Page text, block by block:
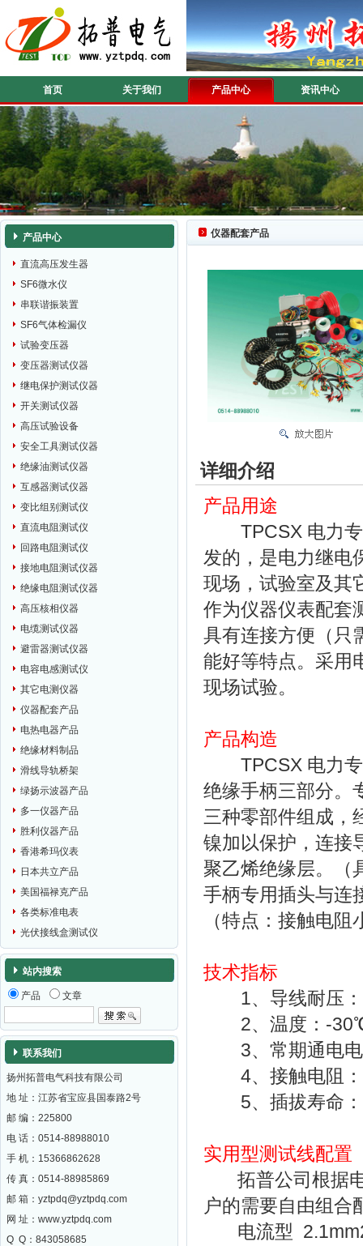
首页 关于我们 产品中心 资讯中心
产品中心
直流高压发生器
SF6微水仪
串联谐振装置
SF6气体检漏仪
试验变压器
变压器测试仪器
继电保护测试仪器
开关测试仪器
高压试验设备
安全工具测试仪器
绝缘油测试仪器
互感器测试仪器
变比组别测试仪
直流电阻测试仪
回路电阻测试仪
接地电阻测试仪器
绝缘电阻测试仪器
高压核相仪器
电缆测试仪器
避雷器测试仪器
电容电感测试仪
其它电测仪器
仪器配套产品
电热电器产品
绝缘材料制品
滑线导轨桥架
绿扬示波器产品
多一仪器产品
胜利仪器产品
香港希玛仪表
日本共立产品
美国福禄克产品
各类标准电表
光伏接线盒测试仪
站内搜索
产品 文章
联系我们
扬州拓普电气科技有限公司
地 址：江苏省宝应县国泰路2号
邮 编： 225800
电 话：0514-88988010
手 机：15366862628
传 真：0514-88985869
邮 箱： yztpdq@yztpdq.com
网 址： www.yztpdq.com
Q Q：843058685
仪器配套产品
详细介绍
产品用途
TPCSX 电力专
发的，是电力继电
现场，试验室及其
作为仪器仪表配套
具有连接方便（只
能好等特点。采用
现场试验。
产品构造
TPCSX 电力专
绝缘手柄三部分。
三种零部件组成，
镍加以保护，连接
聚乙烯绝缘层。（
手柄专用插头与连
（特点：接触电
技术指标
1、导线耐压：
2、温度：-30℃
3、常期通电电
4、接触电阻：
5、插拔寿命：
实用型测试线配置
拓普公司根据电
户的需要自由组合
电流型 2.1mm2